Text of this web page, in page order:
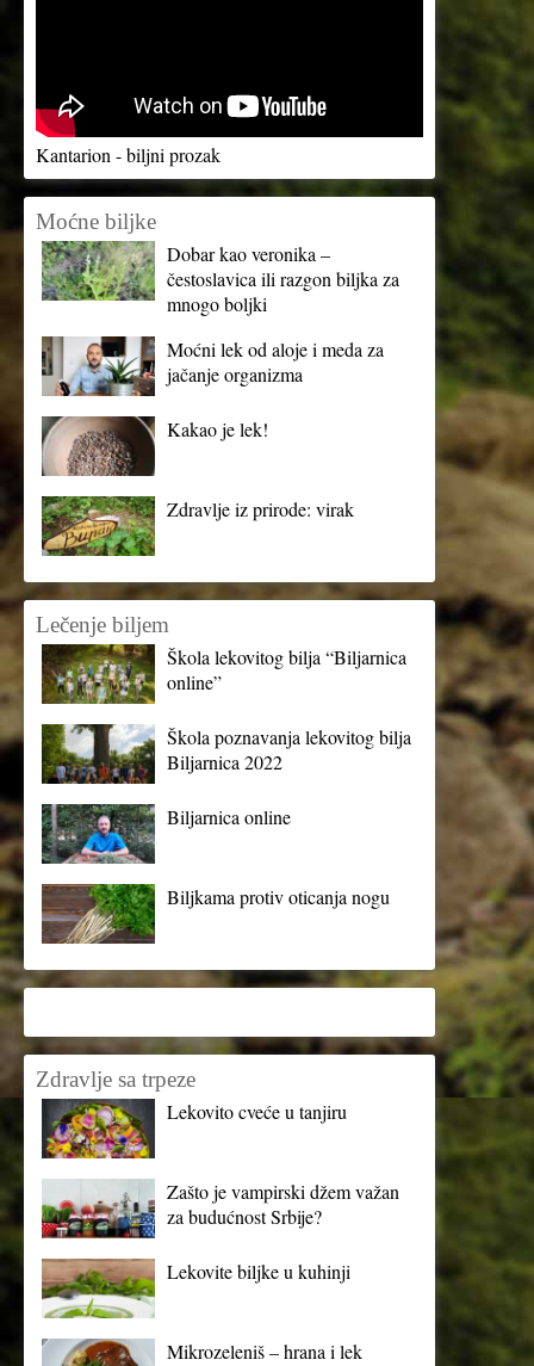
Kantarion - biljni prozak
Moćne biljke
Dobar kao veronika –
čestoslavica ili razgon biljka za
mnogo boljki
Moćni lek od aloje i meda za
jačanje organizma
Kakao je lek!
Zdravlje iz prirode: virak
Lečenje biljem
Škola lekovitog bilja “Biljarnica
online”
Škola poznavanja lekovitog bilja
Biljarnica 2022
Biljarnica online
Biljkama protiv oticanja nogu
Zdravlje sa trpeze
Lekovito cveće u tanjiru
Zašto je vampirski džem važan
za budućnost Srbije?
Lekovite biljke u kuhinji
Mikrozeleniš – hrana i lek